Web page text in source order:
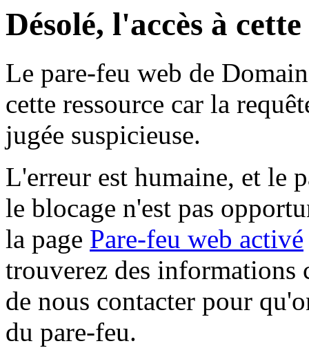
Désolé, l'accès à
Le pare-feu web de
cette ressource car la
jugée suspicieuse.
L'erreur est humaine, et le
le blocage n'est pas
la page Pare-feu web activé
trouverez des informations
de nous contacter pour
du pare-feu.